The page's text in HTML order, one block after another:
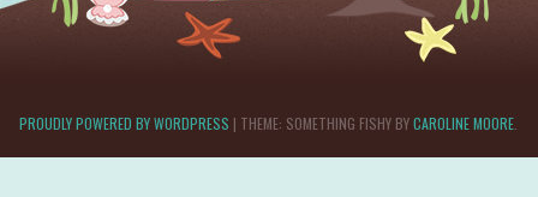
PROUDLY POWERED BY WORDPRESS | THEME: SOMETHING FISHY BYCAROLINE MOORE